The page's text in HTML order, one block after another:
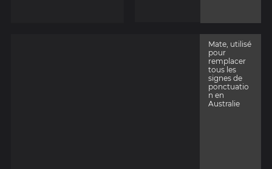
Mate, utilisé
pour
remplacer
tous les
signes de
ponctuatio
n en
Australie